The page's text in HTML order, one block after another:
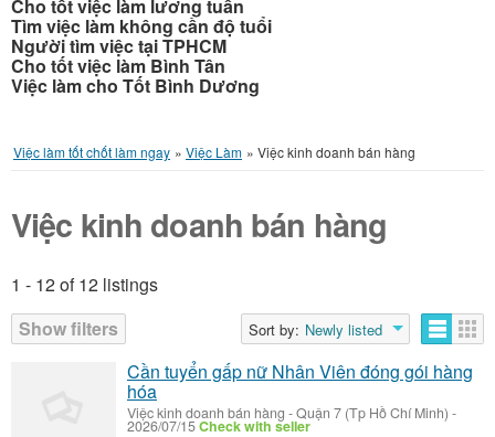
Cho tốt việc làm lương tuần
Tìm việc làm không cần độ tuổi
Người tìm việc tại TPHCM
Cho tốt việc làm Bình Tân
Việc làm cho Tốt Bình Dương
Việc làm tốt chốt làm ngay » Việc Làm » Việc kinh doanh bán hàng
Việc kinh doanh bán hàng
1 - 12 of 12 listings
Show filters
Sort by: Newly listed
Listings
Cần tuyển gấp nữ Nhân Viên đóng gói hàng
hóa
Việc kinh doanh bán hàng -Quận 7 (Tp Hồ Chí Minh) -
2026/07/15Check with seller